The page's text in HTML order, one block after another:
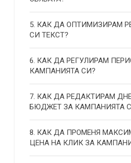
5. КАК ДА ОПТИМИЗИРАМ
СИ ТЕКСТ?
6. КАК ДА РЕГУЛИРАМ
КАМПАНИЯТА СИ?
7. КАК ДА РЕДАКТИРАМ
БЮДЖЕТ ЗА КАМПАНИЯТА
8. КАК ДА ПРОМЕНЯ
ЦЕНА НА КЛИК ЗА